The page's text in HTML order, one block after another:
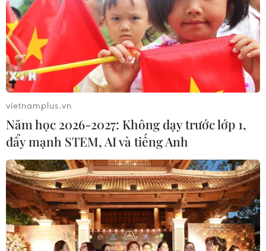
Mỹ: Philippines chưa thông báo về thay
đổi trong quan hệ liên minh
26/10/2016 22:47
Nhà Trắng cho biết Mỹ chưa nhận được thông báo
chính thức nào từ phía Chính phủ Philippines về việc
đưa ra những thay đổi cụ thể trong liên minh giữa hai
vietnamplus.vn
Năm học 2026-2027: Không dạy trước lớp 1,
đẩy mạnh STEM, AI và tiếng Anh